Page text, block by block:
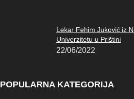
Lekar Fehim Juković iz
Univerzitetu u Prištini
22/06/2022
POPULARNA KATEGORIJA